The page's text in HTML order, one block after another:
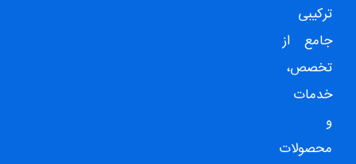
ترکیبی
جامع از
تخصص،
خدمات
و
محصولات